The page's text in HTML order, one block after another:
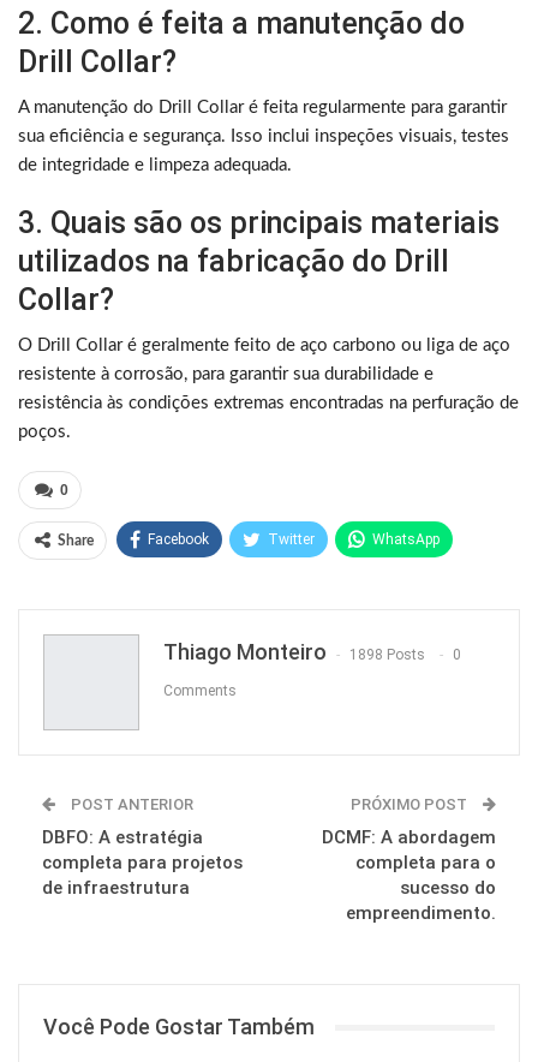
2. Como é feita a manutenção do
Drill Collar?
A manutenção do Drill Collar é feita regularmente para garantir
sua eficiência e segurança. Isso inclui inspeções visuais, testes
de integridade e limpeza adequada.
3. Quais são os principais materiais
utilizados na fabricação do Drill
Collar?
O Drill Collar é geralmente feito de aço carbono ou liga de aço
resistente à corrosão, para garantir sua durabilidade e
resistência às condições extremas encontradas na perfuração de
poços.
0
Share Facebook Twitter WhatsApp
Thiago Monteiro 1898 Posts 0
Comments
POST ANTERIOR
DBFO: A estratégia
completa para projetos
de infraestrutura
PRÓXIMO POST
DCMF: A abordagem
completa para o
sucesso do
empreendimento.
Você Pode Gostar Também